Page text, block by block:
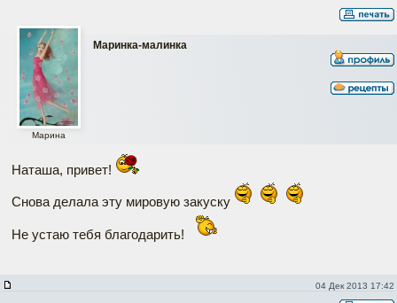
Маринка-малинка
Марина
Наташа, привет!
Снова делала эту мировую закуску
Не устаю тебя благодарить!
04 Дек 2013 17:42